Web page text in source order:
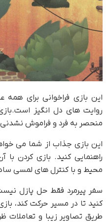
این بازی فراخوانی برای همه
منحصر به فرد و فراموش نشدنی
این بازی جذاب از شما می
راهنمایی کنید. بازی کردن
محیط و با کنترل های لمسی
سفر پیرمرد فقط حل پازل
کنید تا در مسیر حرکت کند،
طریق تصاویر زیبا و تعاملات